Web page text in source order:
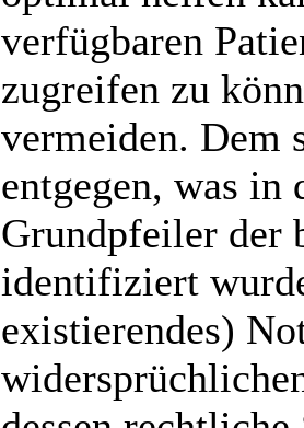
verfügbaren
zugreifen zu
vermeiden. Dem
entgegen, was in
Grundpfeiler der
identifiziert
existierendes)